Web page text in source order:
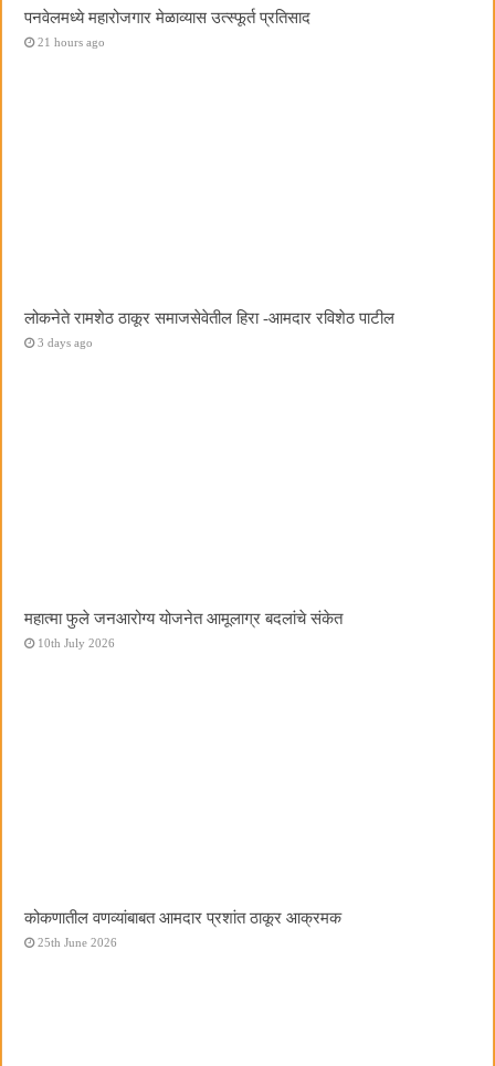
पनवेलमध्ये महारोजगार मेळाव्यास उत्स्फूर्त प्रतिसाद
21 hours ago
लोकनेते रामशेठ ठाकूर समाजसेवेतील हिरा -आमदार रविशेठ पाटील
3 days ago
महात्मा फुले जनआरोग्य योजनेत आमूलाग्र बदलांचे संकेत
10th July 2026
कोकणातील वणव्यांबाबत आमदार प्रशांत ठाकूर आक्रमक
25th June 2026